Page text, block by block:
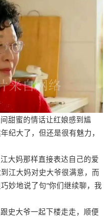
甜蜜的情话让红娘感到尴
纪大了，但还是很有魅力，
大妈那样直接表达自己的爱
江大妈对史大爷很满意，而
妙地说了句“你们继续聊，我
史大爷一起下楼走走，顺便